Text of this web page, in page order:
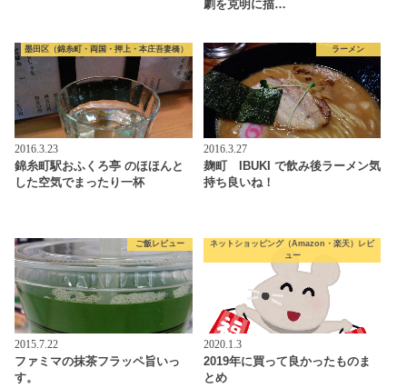
劇を克明に描…
墨田区（錦糸町・両国・押上・本庄吾妻橋）
2016.3.23
錦糸町駅おふくろ亭 のほほんと
した空気でまったり一杯
ラーメン
2016.3.27
麹町 IBUKI で飲み後ラーメン気
持ち良いね！
ご飯レビュー
2015.7.22
ファミマの抹茶フラッペ旨いっ
す。
ネットショッピング（Amazon・楽天）レビ
ュー
2020.1.3
2019年に買って良かったものま
とめ